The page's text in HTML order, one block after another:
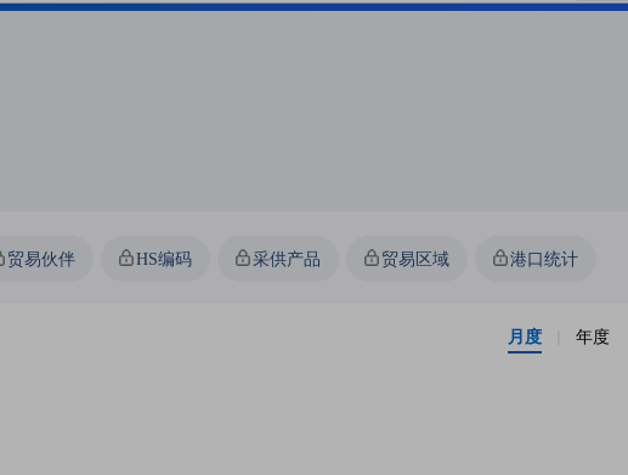
贸易伙伴 HS编码 采供产品 贸易区域 港口统计
月度 年度